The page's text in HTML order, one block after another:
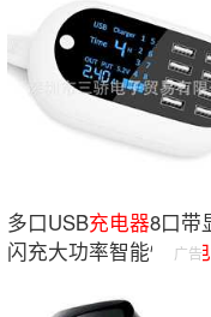
多口USB充电器8口带
闪充大功率智能快
充电
广告